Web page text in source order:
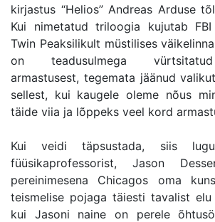
kirjastus “Helios” Andreas Arduse
Kui nimetatud triloogia kujutab
Twin Peaksilikult müstilises
on teadusulmega
armastusest, tegemata jäänud
sellest, kui kaugele oleme nõus
täide viia ja lõppeks veel kord
Kui veidi täpsustada, siis
füüsikaprofessorist, Jason
pereinimesena Chicagos oma
teismelise pojaga täiesti tavalist
kui Jasoni naine on perele